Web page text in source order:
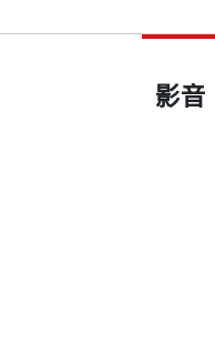
影音